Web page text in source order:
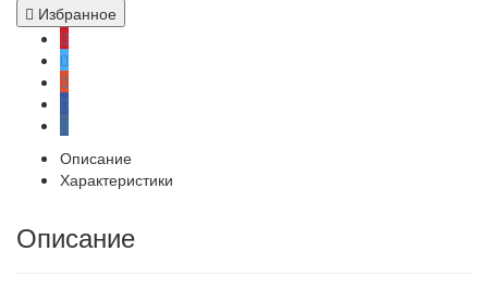
Избранное
Описание
Характеристики
Описание